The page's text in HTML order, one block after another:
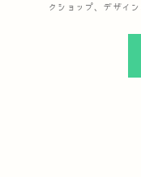
クショップ、 デザイ